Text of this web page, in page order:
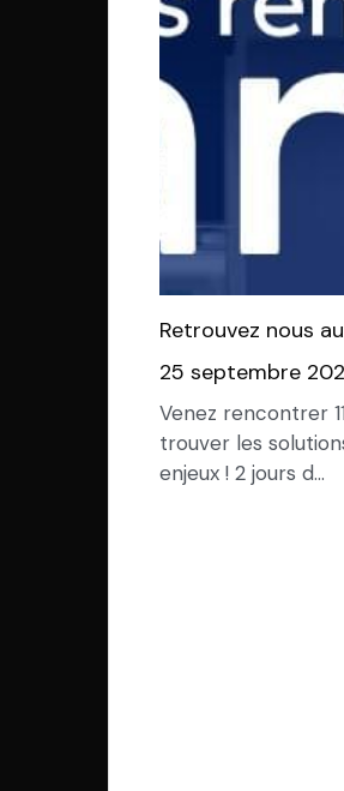
Retrouvez nous
25 septembre
Venez rencontrer
trouver les
enjeux ! 2 jours d...